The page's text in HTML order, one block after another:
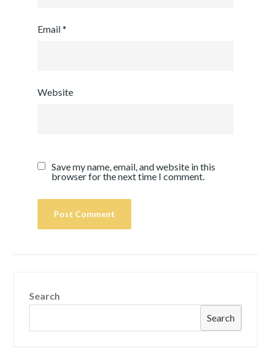
Email*
Website
Save my name, email, and website in this
browser for the next time I comment.
Search
Search